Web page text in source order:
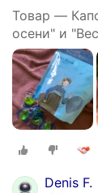
Товар —
осени" и
1 для всех
Denis F.